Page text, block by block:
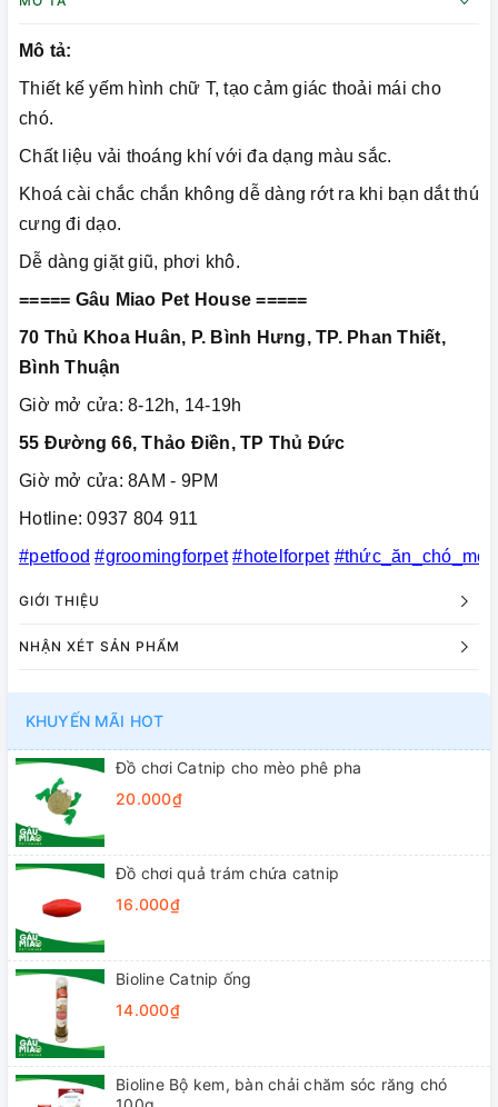
Mô tả:
Thiết kế yếm hình chữ T, tạo cảm giác thoải mái cho
chó.
Chất liệu vải thoáng khí với đa dạng màu sắc.
Khoá cài chắc chắn không dễ dàng rớt ra khi bạn dắt thú
cưng đi dạo.
Dễ dàng giặt giũ, phơi khô.
===== Gâu Miao Pet House =====
70 Thủ Khoa Huân, P. Bình Hưng, TP. Phan Thiết,
Bình Thuận
Giờ mở cửa: 8-12h, 14-19h
55 Đường 66, Thảo Điền, TP Thủ Đức
Giờ mở cửa: 8AM - 9PM
Hotline: 0937 804 911
#petfood #groomingforpet #hotelforpet #thức_ăn_chó_mèo
GIỚI THIỆU
NHẬN XÉT SẢN PHẨM
KHUYẾN MÃI HOT
Đồ chơi Catnip cho mèo phê pha
20.000₫
Đồ chơi quả trám chứa catnip
16.000₫
Bioline Catnip ống
14.000₫
Bioline Bộ kem, bàn chải chăm sóc răng chó